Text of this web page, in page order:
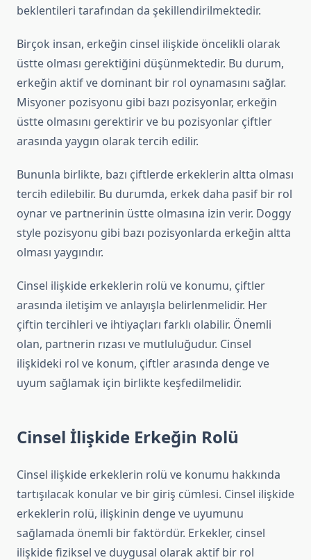
beklentileri tarafından da şekillendirilmektedir.
Birçok insan, erkeğin cinsel ilişkide öncelikli olarak
üstte olması gerektiğini düşünmektedir. Bu durum,
erkeğin aktif ve dominant bir rol oynamasını sağlar.
Misyoner pozisyonu gibi bazı pozisyonlar, erkeğin
üstte olmasını gerektirir ve bu pozisyonlar çiftler
arasında yaygın olarak tercih edilir.
Bununla birlikte, bazı çiftlerde erkeklerin altta olması
tercih edilebilir. Bu durumda, erkek daha pasif bir rol
oynar ve partnerinin üstte olmasına izin verir. Doggy
style pozisyonu gibi bazı pozisyonlarda erkeğin altta
olması yaygındır.
Cinsel ilişkide erkeklerin rolü ve konumu, çiftler
arasında iletişim ve anlayışla belirlenmelidir. Her
çiftin tercihleri ve ihtiyaçları farklı olabilir. Önemli
olan, partnerin rızası ve mutluluğudur. Cinsel
ilişkideki rol ve konum, çiftler arasında denge ve
uyum sağlamak için birlikte keşfedilmelidir.
Cinsel İlişkide Erkeğin Rolü
Cinsel ilişkide erkeklerin rolü ve konumu hakkında
tartışılacak konular ve bir giriş cümlesi. Cinsel ilişkide
erkeklerin rolü, ilişkinin denge ve uyumunu
sağlamada önemli bir faktördür. Erkekler, cinsel
ilişkide fiziksel ve duygusal olarak aktif bir rol